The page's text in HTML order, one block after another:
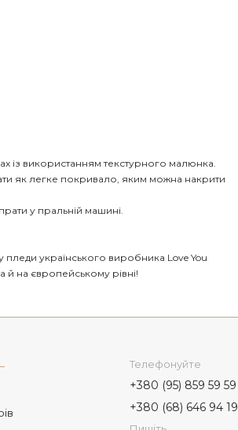
із використанням текстурного малюнка.
як легке покривало, яким можна накрити
у пральній машині.
пледи українського виробника Love You
на європейському рівні!
Телефонуйте
+380 (95) 859 59 59
+380 (68) 646 94 19